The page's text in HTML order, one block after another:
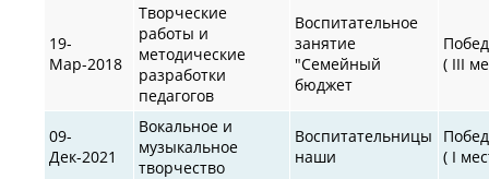
19-
Мар-2018
Творческие
работы и
методические
разработки
педагогов
Воспитательное
занятие
"Cемейный
бюджет
( III
09-
Дек-2021
Вокальное и
музыкальное
творчество
Воспитательницы
наши
( I